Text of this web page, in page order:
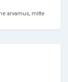
arvamus, mitte